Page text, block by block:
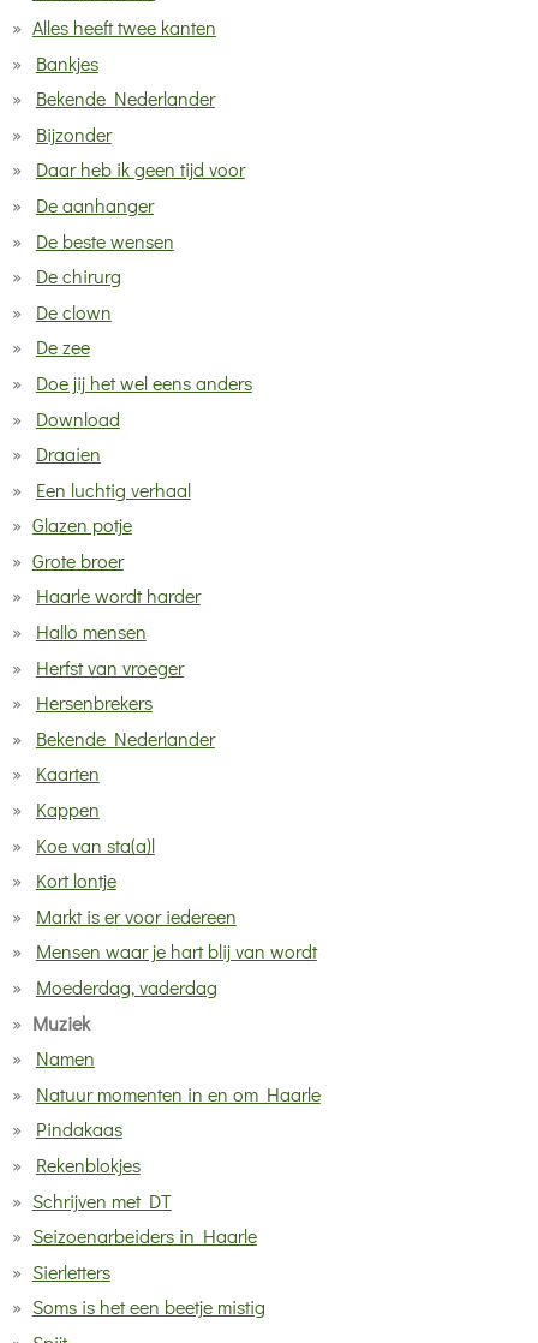
Alles heeft twee kanten
Bankjes
Bekende Nederlander
Bijzonder
Daar heb ik geen tijd voor
De aanhanger
De beste wensen
De chirurg
De clown
De zee
Doe jij het wel eens anders
Download
Draaien
Een luchtig verhaal
Glazen potje
Grote broer
Haarle wordt harder
Hallo mensen
Herfst van vroeger
Hersenbrekers
Bekende Nederlander
Kaarten
Kappen
Koe van sta(a)l
Kort lontje
Markt is er voor iedereen
Mensen waar je hart blij van wordt
Moederdag, vaderdag
Muziek
Namen
Natuur momenten in en om Haarle
Pindakaas
Rekenblokjes
Schrijven met DT
Seizoenarbeiders in Haarle
Sierletters
Soms is het een beetje mistig